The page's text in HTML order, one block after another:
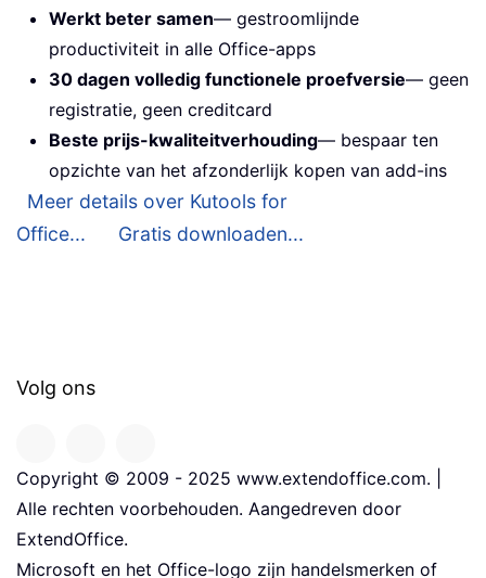
Werkt beter samen— gestroomlijnde
productiviteit in alle Office-apps
30 dagen volledig functionele proefversie— geen
registratie, geen creditcard
Beste prijs-kwaliteitverhouding— bespaar ten
opzichte van het afzonderlijk kopen van add-ins
Meer details over Kutools for
Office...
Gratis downloaden...
Volg ons
Copyright © 2009 - 2025 www.extendoffice.com. |
Alle rechten voorbehouden. Aangedreven door
ExtendOffice.
Microsoft en het Office-logo zijn handelsmerken of